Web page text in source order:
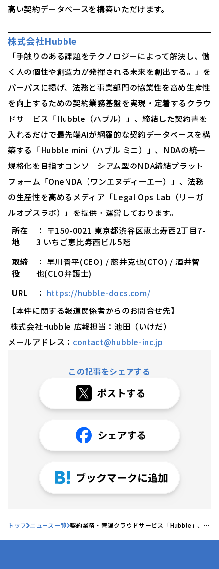
高い契約データベースを構築いただけます。
株式会社Hubble
「手触りのある課題をテクノロジーによって解決し、働
く人の個性や創造力が発揮される未来を創出する。」を
パーパスに掲げ、法務と事業部門の協業性を高め生産性
を向上するための契約業務基盤を実現・定着するクラウ
ドサービス「Hubble（ハブル）」、締結した契約書を
入れるだけで最先端AIが網羅的な契約データベースを構
築する「Hubble mini（ハブル ミニ）」、NDAの統一
規格化を目指すコンソーシアム型のNDA締結プラット
フォーム「OneNDA（ワンエヌディーエー）」、法務
の生産性を高めるメディア「Legal Ops Lab（リーガ
ルオプスラボ）」を提供・運営しております。
所在
地
： 〒150-0021 東京都渋谷区恵比寿西2丁目7-
3 いちご恵比寿西ビル5階
取締
役
： 早川晋平(CEO) / 藤井克也(CTO) / 酒井智
也(CLO弁護士)
URL
： https://hubble-docs.com/
【本件に関する報道関係者からのお問合せ先】
株式会社Hubble 広報担当：池田（いけだ）
メールアドレス： contact@hubble-inc.jp
この記事をシェアする
トップ ニュース一覧 契約業務・管理クラウドサービス「Hubble」、